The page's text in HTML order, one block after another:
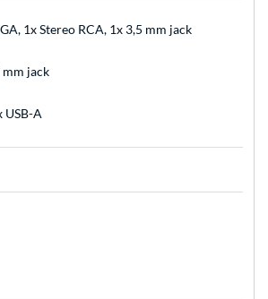
1x Stereo RCA, 1x 3,5 mm jack
mm jack
USB-A